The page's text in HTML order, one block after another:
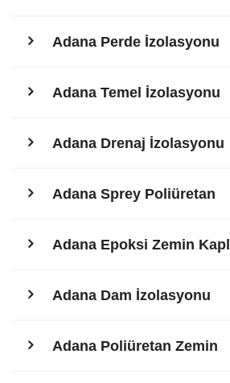
Adana Perde İzolasyonu
Adana Temel İzolasyonu
Adana Drenaj İzolasyonu
Adana Sprey Poliüretan
Adana Epoksi Zemin
Adana Dam İzolasyonu
Adana Poliüretan Zemin